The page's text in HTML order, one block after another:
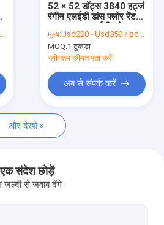
52 × 52 डॉट्स 3840 हर्ट्ज
रंगीन एलईडी डांस फ्लोर रेंटल
मूल्य:Usd220 - Usd350 / pcs ( price is negotiable )
MOQ:1 टुकड़ा
नवीनतम कीमत पता करें
अब से संपर्क करें
और देखो
एक संदेश छोड़ें
जल्दी से जवाब देंगे